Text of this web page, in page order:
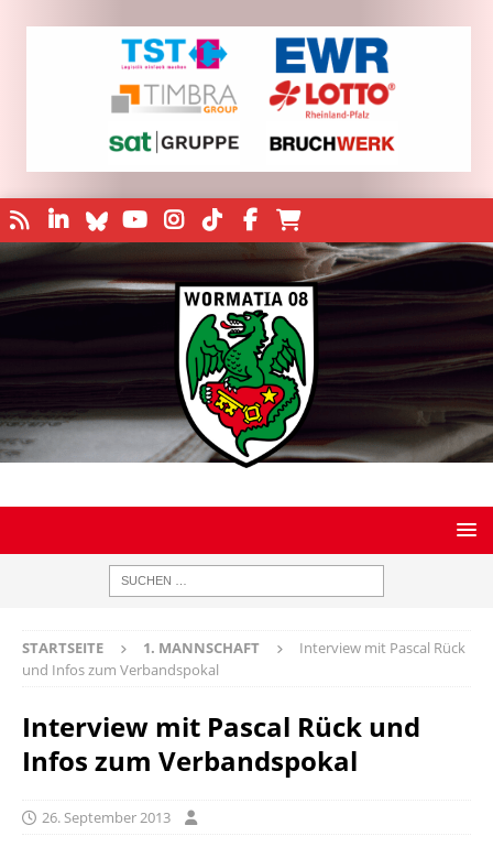
STARTSEITE 1. MANNSCHAFT
Interview mit Pascal Rück
und Infos zum Verbandspokal
Interview mit Pascal Rück und
Infos zum Verbandspokal
26. September 2013